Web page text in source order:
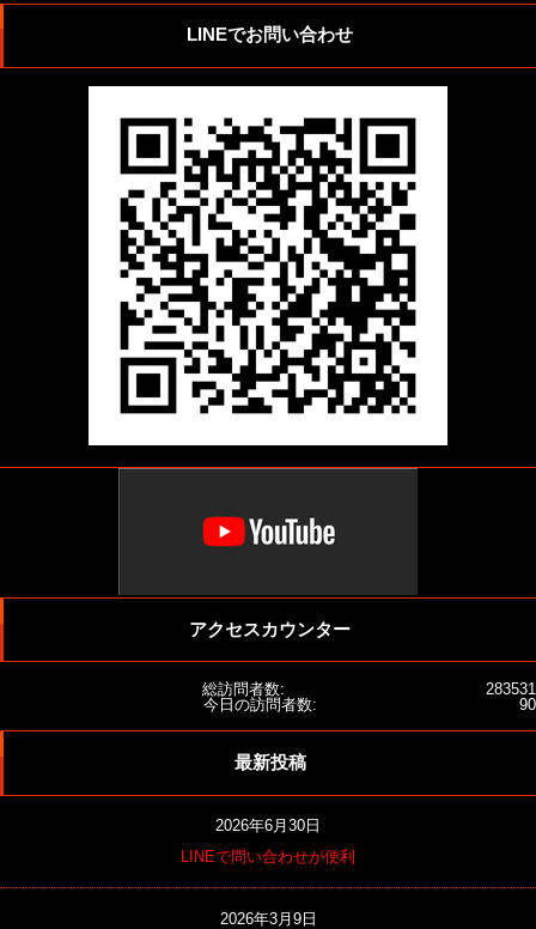
LINEでお問い合わせ
アクセスカウンター
283531
総訪問者数:
90
今日の訪問者数:
最新投稿
2026年6月30日
LINEで問い合わせが便利
2026年3月9日